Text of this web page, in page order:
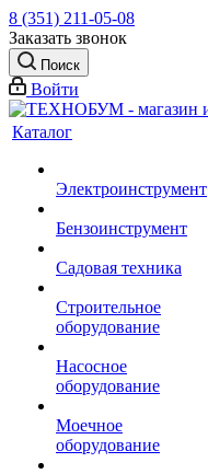
8 (351) 211-05-08
Заказать звонок
Поиск
Войти
Каталог
Электроинструмент
Бензоинструмент
Садовая техника
Строительное
оборудование
Насосное
оборудование
Моечное
оборудование